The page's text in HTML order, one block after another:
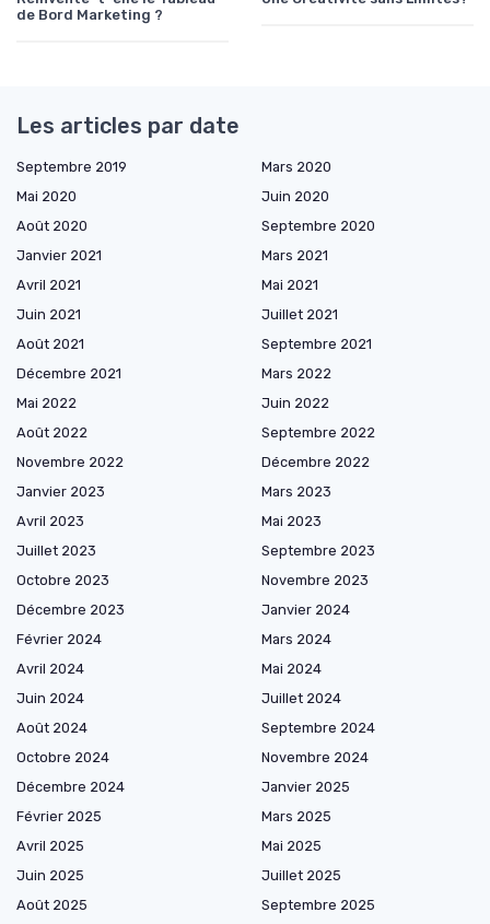
de Bord Marketing ?
Les articles par date
Septembre 2019
Mars 2020
Mai 2020
Juin 2020
Août 2020
Septembre 2020
Janvier 2021
Mars 2021
Avril 2021
Mai 2021
Juin 2021
Juillet 2021
Août 2021
Septembre 2021
Décembre 2021
Mars 2022
Mai 2022
Juin 2022
Août 2022
Septembre 2022
Novembre 2022
Décembre 2022
Janvier 2023
Mars 2023
Avril 2023
Mai 2023
Juillet 2023
Septembre 2023
Octobre 2023
Novembre 2023
Décembre 2023
Janvier 2024
Février 2024
Mars 2024
Avril 2024
Mai 2024
Juin 2024
Juillet 2024
Août 2024
Septembre 2024
Octobre 2024
Novembre 2024
Décembre 2024
Janvier 2025
Février 2025
Mars 2025
Avril 2025
Mai 2025
Juin 2025
Juillet 2025
Août 2025
Septembre 2025